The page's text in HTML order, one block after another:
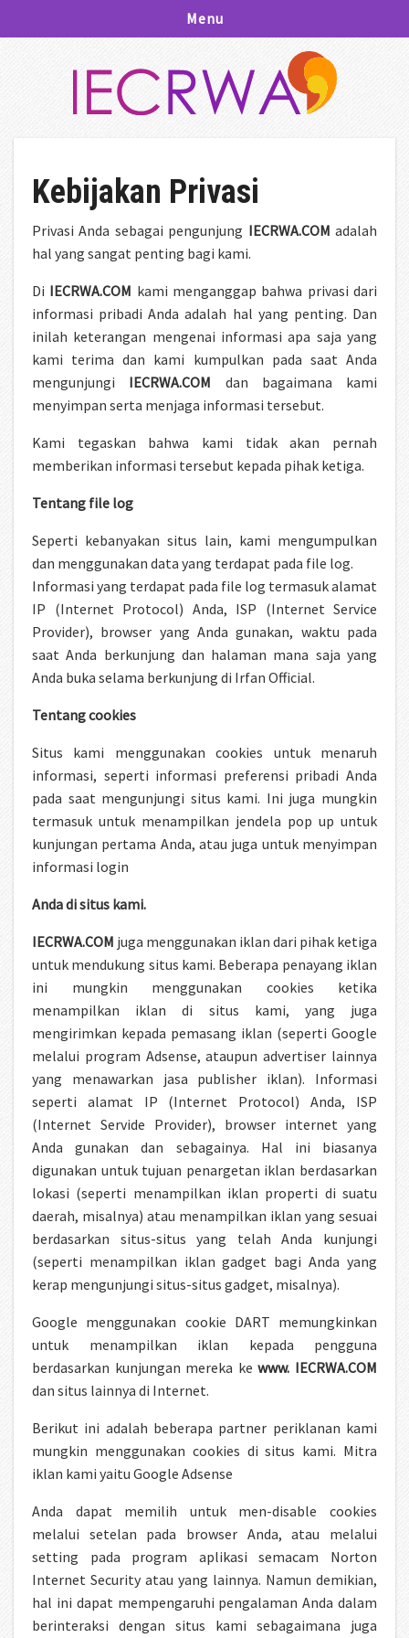
Menu
Kebijakan Privasi
Privasi Anda sebagai pengunjung IECRWA.COM adalah
hal yang sangat penting bagi kami.
Di IECRWA.COM kami menganggap bahwa privasi dari
informasi pribadi Anda adalah hal yang penting. Dan
inilah keterangan mengenai informasi apa saja yang
kami terima dan kami kumpulkan pada saat Anda
mengunjungi IECRWA.COM dan bagaimana kami
menyimpan serta menjaga informasi tersebut.
Kami tegaskan bahwa kami tidak akan pernah
memberikan informasi tersebut kepada pihak ketiga.
Tentang file log
Seperti kebanyakan situs lain, kami mengumpulkan
dan menggunakan data yang terdapat pada file log.
Informasi yang terdapat pada file log termasuk alamat
IP (Internet Protocol) Anda, ISP (Internet Service
Provider), browser yang Anda gunakan, waktu pada
saat Anda berkunjung dan halaman mana saja yang
Anda buka selama berkunjung di Irfan Official.
Tentang cookies
Situs kami menggunakan cookies untuk menaruh
informasi, seperti informasi preferensi pribadi Anda
pada saat mengunjungi situs kami. Ini juga mungkin
termasuk untuk menampilkan jendela pop up untuk
kunjungan pertama Anda, atau juga untuk menyimpan
informasi login
Anda di situs kami.
IECRWA.COM juga menggunakan iklan dari pihak ketiga
untuk mendukung situs kami. Beberapa penayang iklan
ini mungkin menggunakan cookies ketika
menampilkan iklan di situs kami, yang juga
mengirimkan kepada pemasang iklan (seperti Google
melalui program Adsense, ataupun advertiser lainnya
yang menawarkan jasa publisher iklan). Informasi
seperti alamat IP (Internet Protocol) Anda, ISP
(Internet Servide Provider), browser internet yang
Anda gunakan dan sebagainya. Hal ini biasanya
digunakan untuk tujuan penargetan iklan berdasarkan
lokasi (seperti menampilkan iklan properti di suatu
daerah, misalnya) atau menampilkan iklan yang sesuai
berdasarkan situs-situs yang telah Anda kunjungi
(seperti menampilkan iklan gadget bagi Anda yang
kerap mengunjungi situs-situs gadget, misalnya).
Google menggunakan cookie DART memungkinkan
untuk menampilkan iklan kepada pengguna
berdasarkan kunjungan mereka kewww. IECRWA.COM
dan situs lainnya di Internet.
Berikut ini adalah beberapa partner periklanan kami
mungkin menggunakan cookies di situs kami. Mitra
iklan kami yaitu Google Adsense
Anda dapat memilih untuk men-disable cookies
melalui setelan pada browser Anda, atau melalui
setting pada program aplikasi semacam Norton
Internet Security atau yang lainnya. Namun demikian,
hal ini dapat mempengaruhi pengalaman Anda dalam
berinteraksi dengan situs kami sebagaimana juga